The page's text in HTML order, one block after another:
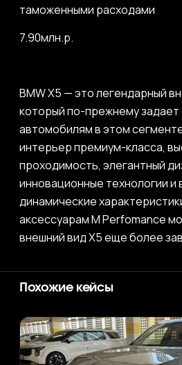
таможенными расходами
7.90млн.р.
BMW X5 — это легендарный
который по-прежнему
автомобилям в этом
интерьер премиум-класса,
проходимость, элегантный
инновационные технологии и
динамические
аксессуарам M Perfomance
внешний вид X5 еще более
Похожие кейсы